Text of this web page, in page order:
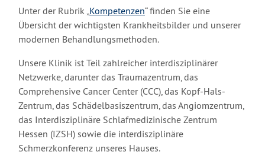
Unter der Rubrik „Kompetenzen“ finden Sie eine
Übersicht der wichtigsten Krankheitsbilder und unserer
modernen Behandlungsmethoden.
Unsere Klinik ist Teil zahlreicher interdisziplinärer
Netzwerke, darunter das Traumazentrum, das
Comprehensive Cancer Center (CCC), das Kopf-Hals-
Zentrum, das Schädelbasiszentrum, das Angiomzentrum,
das Interdisziplinäre Schlafmedizinische Zentrum
Hessen (IZSH) sowie die interdisziplinäre
Schmerzkonferenz unseres Hauses.